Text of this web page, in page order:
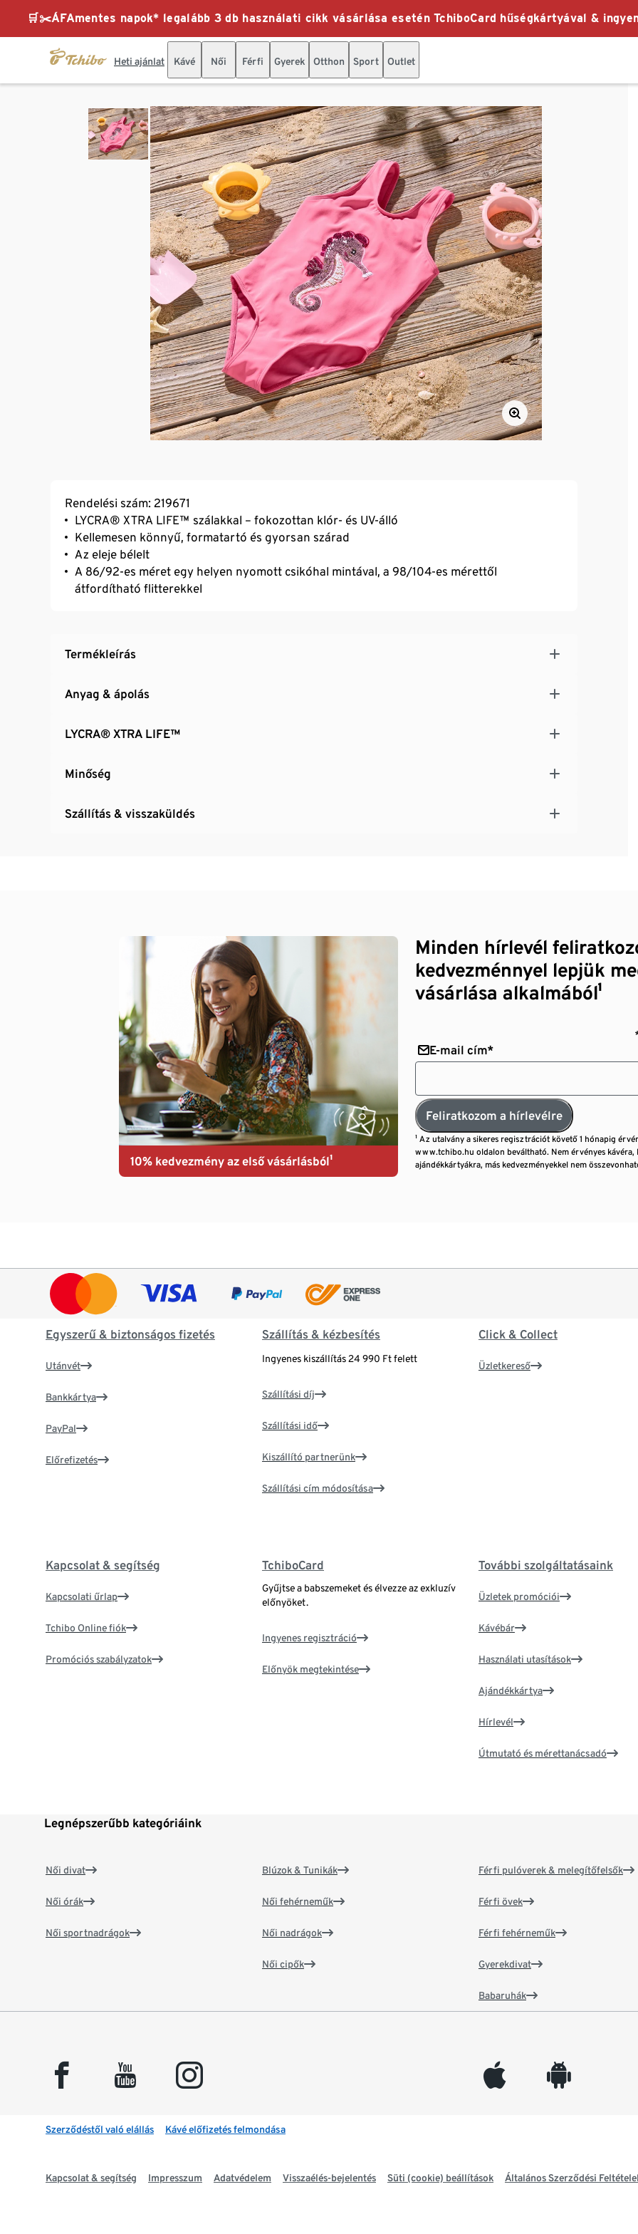
🛒✂️ÁFAmentes napok* legalább 3 db használati cikk vásárlása esetén TchiboCard hűségkártyával &
Heti ajánlat Kávé Női Férfi Gyerek Otthon Sport Outlet
Rendelési szám: 219671
LYCRA® XTRA LIFE™ szálakkal – fokozottan klór- és UV-álló
Kellemesen könnyű, formatartó és gyorsan szárad
Az eleje bélelt
A 86/92-es méret egy helyen nyomott csikóhal mintával, a 98/104-es mérettől
átfordítható flitterekkel
Termékleírás
Anyag & ápolás
LYCRA® XTRA LIFE™
Minőség
Szállítás & visszaküldés
10% kedvezmény az első vásárlásból¹
Minden hírlevél
kedvezménnyel lepjük
vásárlása alkalmából¹
E-mail cím*
Feliratkozom a hírlevélre
¹ Az utalvány a sikeres regisztrációt követő 1 hónapig
www.tchibo.hu oldalon beváltható. Nem érvényes kávéra,
ajándékkártyákra, más kedvezményekkel nem
Egyszerű & biztonságos fizetés
Utánvét
Bankkártya
PayPal
Előrefizetés
Szállítás & kézbesítés
Ingyenes kiszállítás 24 990 Ft felett
Szállítási díj
Szállítási idő
Kiszállító partnerünk
Szállítási cím módosítása
Click & Collect
Üzletkereső
Kapcsolat & segítség
Kapcsolati űrlap
Tchibo Online fiók
Promóciós szabályzatok
TchiboCard
Gyűjtse a babszemeket és élvezze az exkluzív
előnyöket.
Ingyenes regisztráció
Előnyök megtekintése
További szolgáltatásaink
Üzletek promóciói
Kávébár
Használati utasítások
Ajándékkártya
Hírlevél
Útmutató és mérettanácsadó
Legnépszerűbb kategóriáink
Női divat
Női órák
Női sportnadrágok
Blúzok & Tunikák
Női fehérneműk
Női nadrágok
Női cipők
Férfi pulóverek & melegítőfelsők
Férfi övek
Férfi fehérneműk
Gyerekdivat
Babaruhák
facebook youtube instagram appleinc android
Szerződéstől való elállás Kávé előfizetés felmondása
Kapcsolat & segítség Impresszum Adatvédelem Visszaélés-bejelentés Süti (cookie) beállítások Általános Szerződési